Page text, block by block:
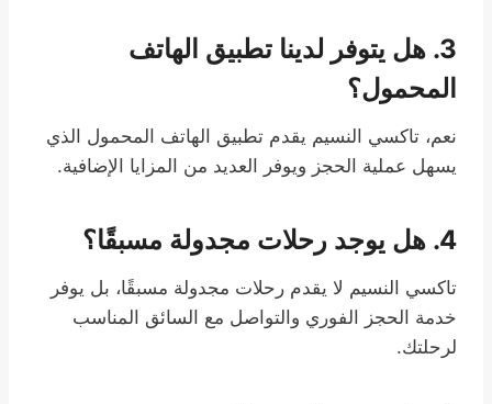
3. هل يتوفر لدينا تطبيق الهاتف
المحمول؟
نعم، تاكسي النسيم يقدم تطبيق الهاتف المحمول الذي
يسهل عملية الحجز ويوفر العديد من المزايا الإضافية.
4. هل يوجد رحلات مجدولة مسبقًا؟
تاكسي النسيم لا يقدم رحلات مجدولة مسبقًا، بل يوفر
خدمة الحجز الفوري والتواصل مع السائق المناسب
لرحلتك.